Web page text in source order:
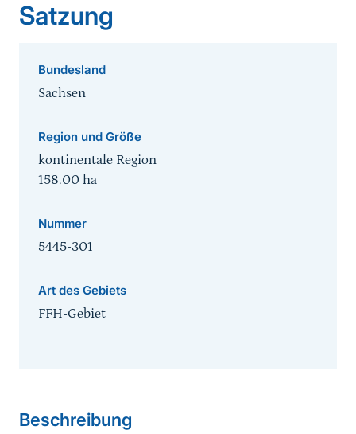
Satzung
Bundesland
Sachsen
Region und Größe
kontinentale Region
158.00 ha
Nummer
5445-301
Art des Gebiets
FFH-Gebiet
Beschreibung